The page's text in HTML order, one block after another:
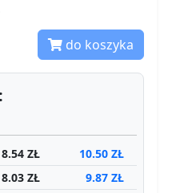
do koszyka
8.54 ZŁ 10.50 ZŁ
8.03 ZŁ 9.87 ZŁ